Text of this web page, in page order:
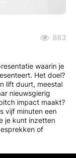
883
waarin je
Het doel?
lift duurt, meestal
nieuwsgierig
impact maakt?
vijf minuten een
je kunt inzetten
of